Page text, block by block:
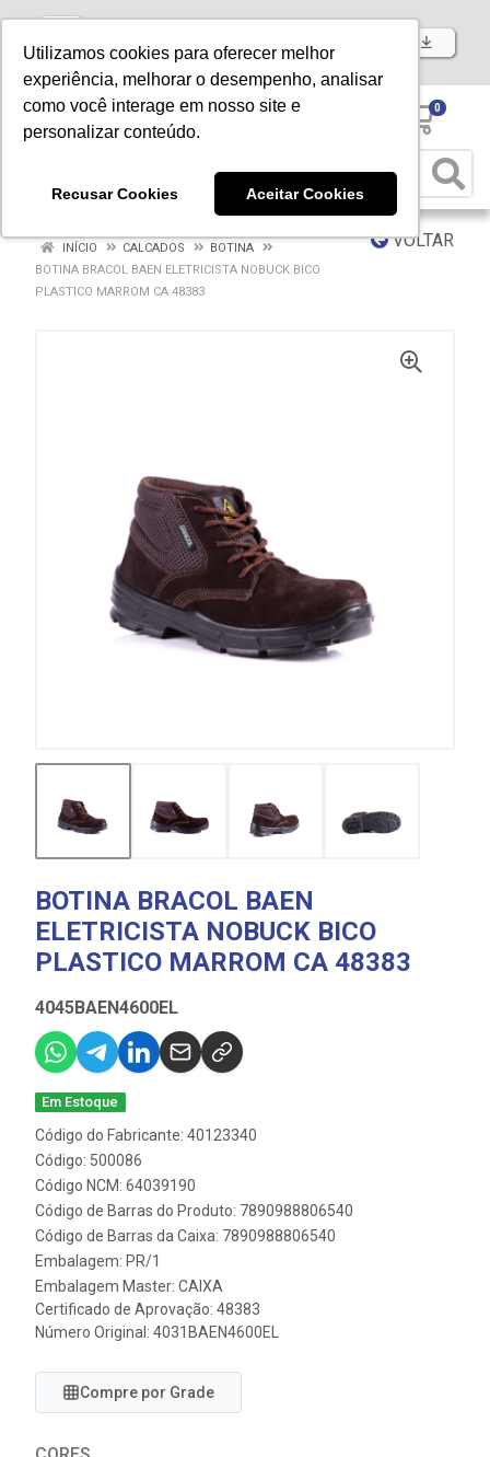
Utilizamos cookies para oferecer melhor
experiência, melhorar o desempenho, analisar
como você interage em nosso site e
personalizar conteúdo.
Recusar Cookies Aceitar Cookies
Baixe já nosso APP
0
VOLTAR
INÍCIO CALCADOS
BOTINA
BOTINA BRACOL BAEN ELETRICISTA NOBUCK BICO
PLASTICO MARROM CA 48383
BOTINA BRACOL BAEN
ELETRICISTA NOBUCK BICO
PLASTICO MARROM CA 48383
4045BAEN4600EL
Em Estoque
Código do Fabricante: 40123340
Código: 500086
Código NCM: 64039190
Código de Barras do Produto: 7890988806540
Código de Barras da Caixa: 7890988806540
Embalagem: PR/1
Embalagem Master: CAIXA
Certificado de Aprovação: 48383
Número Original: 4031BAEN4600EL
Compre por Grade